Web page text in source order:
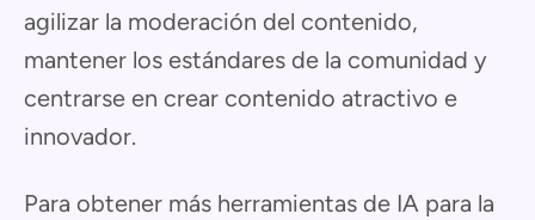
agilizar la moderación del contenido,
mantener los estándares de la comunidad y
centrarse en crear contenido atractivo e
innovador.
Para obtener más herramientas de IA para la